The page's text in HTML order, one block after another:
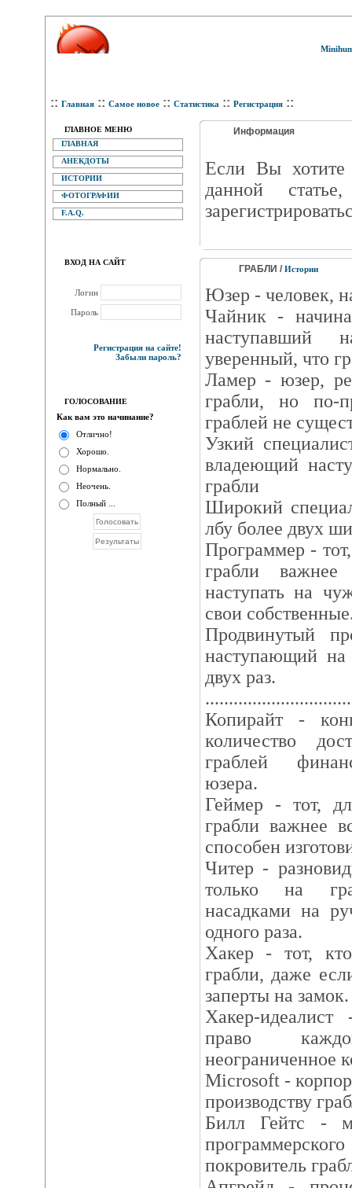
:: Главная :: Самое новое :: Статистика :: Регистрация ::
ГЛАВНОЕ МЕНЮ
ГЛАВНАЯ
АНЕКДОТЫ
ИСТОРИИ
ФОТОГРАФИИ
F.A.Q.
ВХОД НА САЙТ
Логин
Пароль
Регистрация на сайте!
Забыли пароль?
ГОЛОСОВАНИЕ
Как вам это начинание?
Отлично!
Хорошо.
Нормально.
Неочень.
Полный ...
Информация
Eсли Вы хотите
данной
ГРАБЛИ / Истории
Юзер - человек,
Чайник -
уверенный, что
Ламер - юзер,
грабли, но по-
граблей не
Узкий
владеющий
грабли
Широкий
лбу более двух
Программер -
грабли важнее
наступать на
свои
Продвинутый
наступающий
двух раз.
Копирайт -
количество
граблей
юзера.
Геймер - тот,
грабли важнее
способен
Читер -
только на
насадками на
одного раза.
Хакер - тот,
грабли, даже
заперты на замок.
Хакер-
право
неограниченное
Microsoft -
производству
Билл Гейтс -
покровитель